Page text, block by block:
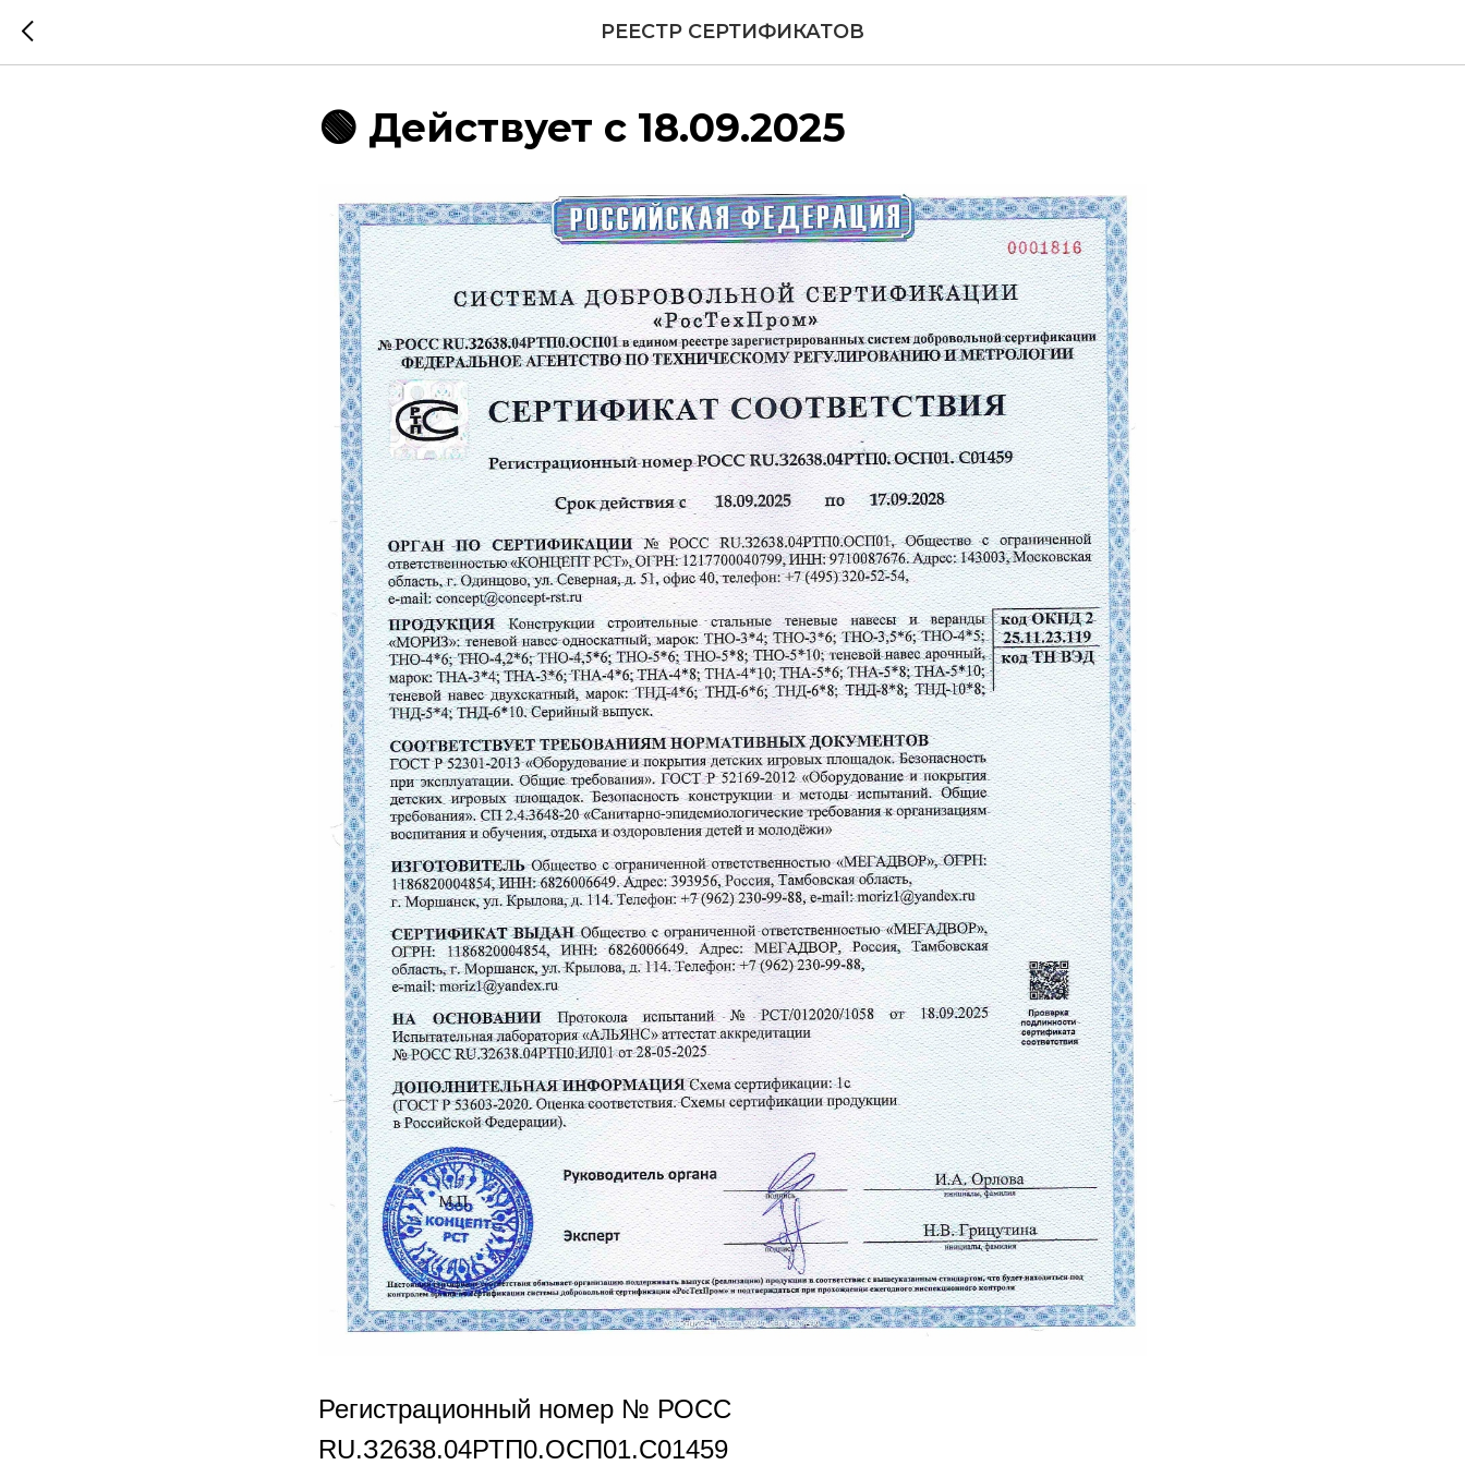
РЕЕСТР СЕРТИФИКАТОВ
🟢 Действует с 18.09.2025
Регистрационный номер № РОСС
RU.З2638.04РТП0.OCП01.С01459